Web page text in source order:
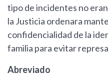
tipo de incidentes no
la Justicia ordenara
confidencialidad de la
familia para evitar
Abreviado